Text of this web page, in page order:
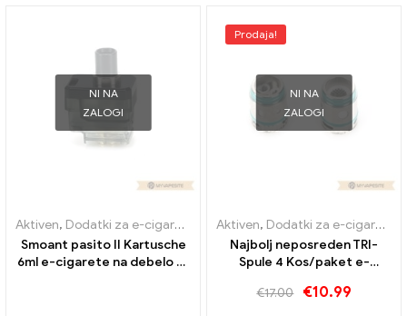
NI NA
ZALOGI
Aktiven, Dodatki za e-cigarete
Uparjalnik
Smoant pasito II Kartusche
6ml e-cigarete na debelo 丨
Prodaja!
NI NA
ZALOGI
Aktiven, Dodatki za e-cigarete
Najbolj neposreden TRI-
Spule 4 Kos/paket e-
€17.00 €10.99